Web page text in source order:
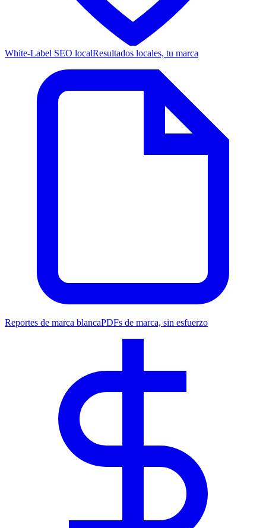
White-Label SEO localResultados locales, tu marca
Reportes de marca blancaPDFs de marca, sin esfuerzo